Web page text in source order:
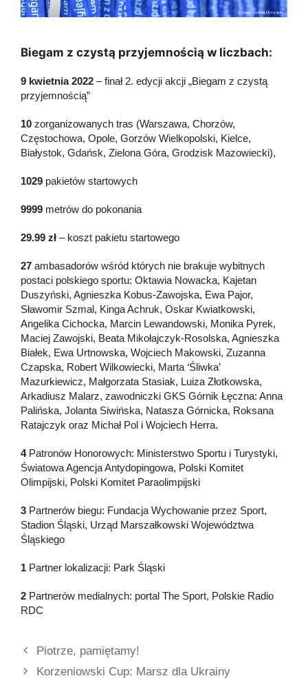
Biegam z czystą przyjemnością w liczbach:
9 kwietnia 2022 – finał 2. edycji akcji „Biegam z czystą
przyjemnością”
10 zorganizowanych tras (Warszawa, Chorzów,
Częstochowa, Opole, Gorzów Wielkopolski, Kielce,
Białystok, Gdańsk, Zielona Góra, Grodzisk Mazowiecki),
1029 pakietów startowych
9999 metrów do pokonania
29.99 zł – koszt pakietu startowego
27 ambasadorów wśród których nie brakuje wybitnych
postaci polskiego sportu: Oktawia Nowacka, Kajetan
Duszyński, Agnieszka Kobus-Zawojska, Ewa Pajor,
Sławomir Szmal, Kinga Achruk, Oskar Kwiatkowski,
Angelika Cichocka, Marcin Lewandowski, Monika Pyrek,
Maciej Zawojski, Beata Mikołajczyk-Rosolska, Agnieszka
Białek, Ewa Urtnowska, Wojciech Makowski, Zuzanna
Czapska, Robert Wilkowiecki, Marta ‘Śliwka’
Mazurkiewicz, Małgorzata Stasiak, Luiza Złotkowska,
Arkadiusz Malarz, zawodniczki GKS Górnik Łęczna: Anna
Palińska, Jolanta Siwińska, Natasza Górnicka, Roksana
Ratajczyk oraz Michał Pol i Wojciech Herra.
4Patronów Honorowych: Ministerstwo Sportu i Turystyki,
Światowa Agencja Antydopingowa, Polski Komitet
Olimpijski, Polski Komitet Paraolimpijski
3 Partnerów biegu: Fundacja Wychowanie przez Sport,
Stadion Śląski, Urząd Marszałkowski Województwa
Śląskiego
1 Partner lokalizacji: Park Śląski
2 Partnerów medialnych: portal The Sport, Polskie Radio
RDC
Piotrze, pamiętamy!
Korzeniowski Cup: Marsz dla Ukrainy